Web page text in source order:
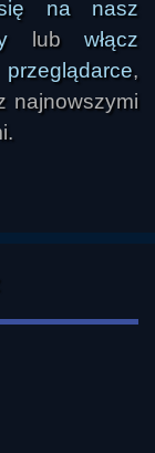
na nasz
lubwłącz
,
najnowszymi